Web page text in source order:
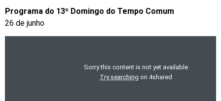
Programa do 13º Domingo do Tempo Comum
26 de junho